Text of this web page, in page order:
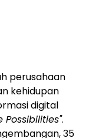
perusahaan
kehidupan
digital
Possibilities".
35